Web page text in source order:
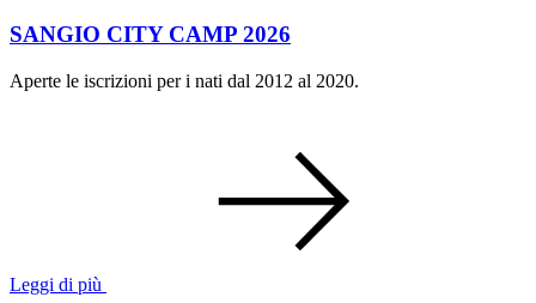
SANGIO CITY CAMP 2026
Aperte le iscrizioni per i nati dal 2012 al 2020.
Leggi di più